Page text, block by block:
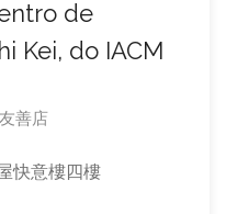
de
Kei, do IACM
善店
快意樓四樓